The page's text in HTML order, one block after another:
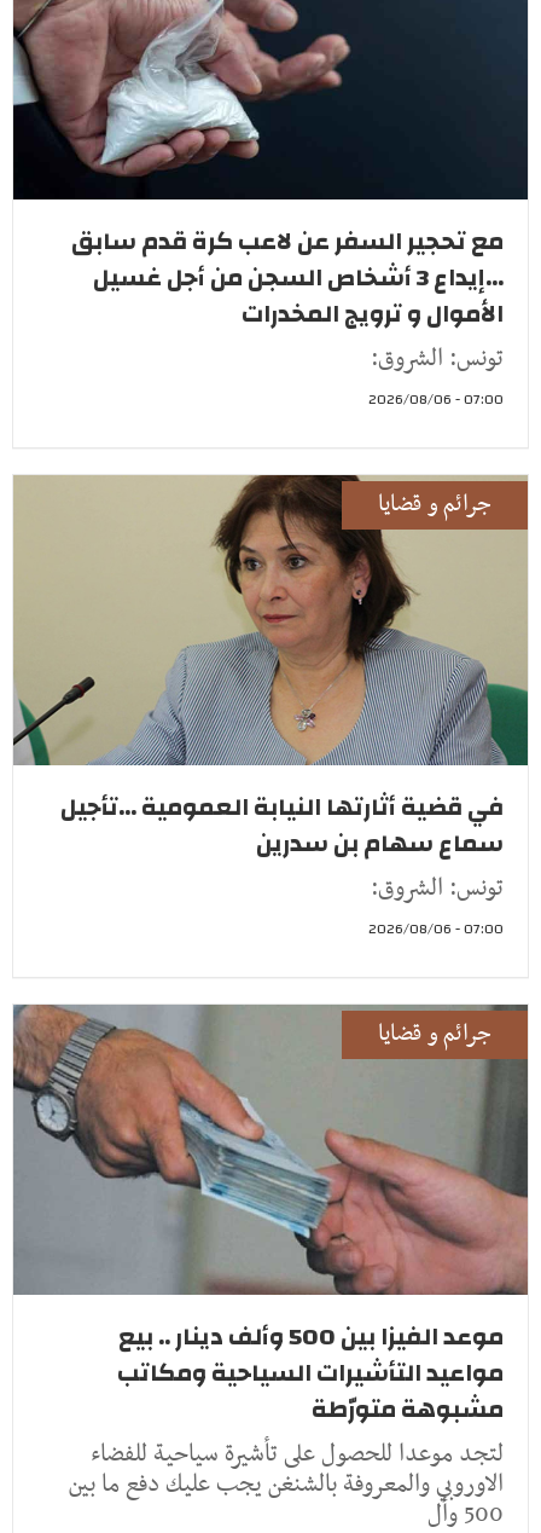
مع تحجير السفر عن لاعب كرة قدم سابق
...إيداع 3 أشخاص السجن من أجل غسيل
الأموال و ترويج المخدرات
تونس: الشروق:
07:00 - 2026/08/06
جرائم و قضايا
في قضية أثارتها النيابة العمومية ...تأجيل
سماع سهام بن سدرين
تونس: الشروق:
07:00 - 2026/08/06
جرائم و قضايا
موعد الفيزا بين 500 وألف دينار .. بيع
مواعيد التأشيرات السياحية ومكاتب
مشبوهة متورّطة
لتجد موعدا للحصول على تأشيرة سياحية للفضاء
الاوروبي والمعروفة بالشنغن يجب عليك دفع ما بين
500 وأل